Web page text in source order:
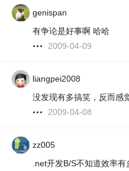
genispan
有争论是好事啊 哈哈
2009-04-09
liangpei2008
没发现有多搞笑，反而感
2009-04-08
zz005
.net开发B/S不知道效率